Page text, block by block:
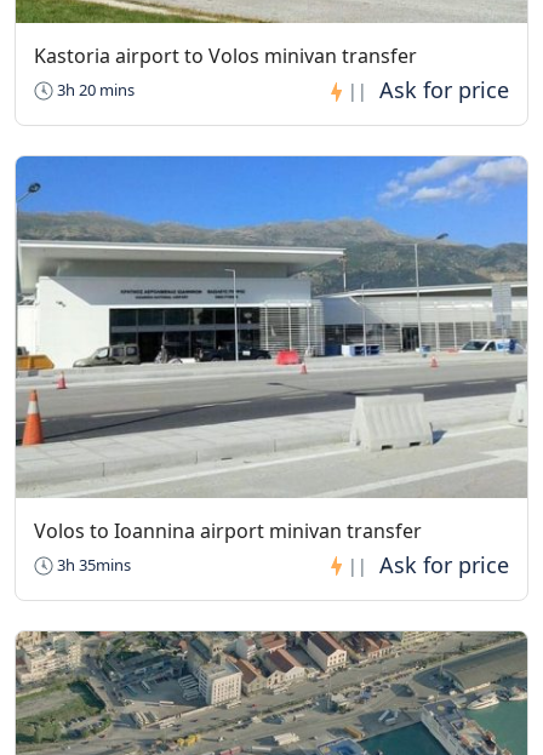
Kastoria airport to Volos minivan transfer
3h 20 mins ||
Volos to Ioannina airport minivan transfer
3h 35mins ||